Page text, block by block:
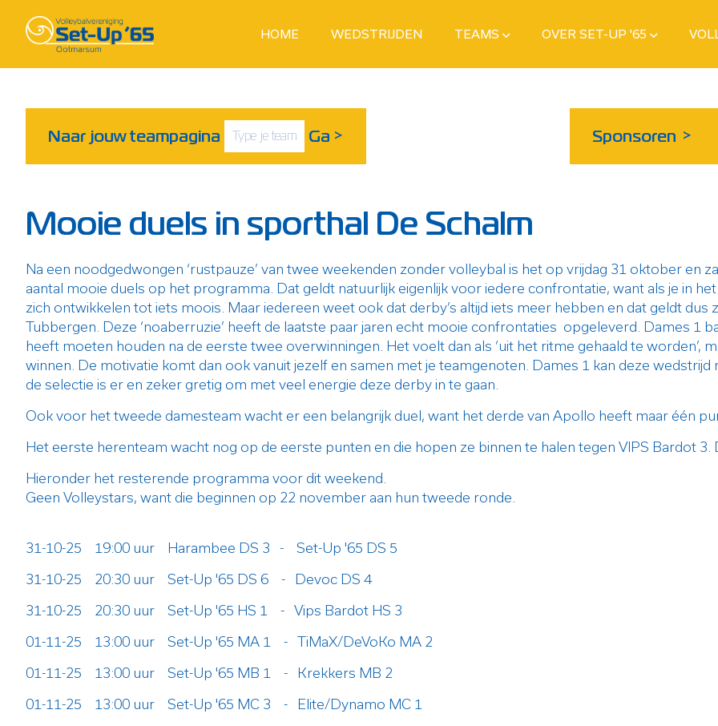
HOME WEDSTRIJDEN TEAMS OVER SET-UP '65
Naar jouw teampagina Ga > Sponsoren >
Mooie duels in sporthal De Schalm
Na een noodgedwongen ‘rustpauze’ van twee weekenden zonder volleybal is het op vrijdag 31 oktober en
aantal mooie duels op het programma. Dat geldt natuurlijk eigenlijk voor iedere confrontatie, want als je in
zich ontwikkelen tot iets moois. Maar iedereen weet ook dat derby’s altijd iets meer hebben en dat geldt
Tubbergen. Deze ‘noaberruzie’ heeft de laatste paar jaren echt mooie confrontaties opgeleverd. Dames 1
heeft moeten houden na de eerste twee overwinningen. Het voelt dan als ‘uit het ritme gehaald te worden’,
winnen. De motivatie komt dan ook vanuit jezelf en samen met je teamgenoten. Dames 1 kan deze
de selectie is er en zeker gretig om met veel energie deze derby in te gaan.
Ook voor het tweede damesteam wacht er een belangrijk duel, want het derde van Apollo heeft maar één
Het eerste herenteam wacht nog op de eerste punten en die hopen ze binnen te halen tegen VIPS Bardot 3.
Hieronder het resterende programma voor dit weekend.
Geen Volleystars, want die beginnen op 22 november aan hun tweede ronde.
31-10-25 19:00 uur Harambee DS 3 - Set-Up '65 DS 5
31-10-25 20:30 uur Set-Up '65 DS 6 - Devoc DS 4
31-10-25 20:30 uur Set-Up '65 HS 1 - Vips Bardot HS 3
01-11-25 13:00 uur Set-Up '65 MA 1 - TiMaX/DeVoKo MA 2
01-11-25 13:00 uur Set-Up '65 MB 1 - Krekkers MB 2
01-11-25 13:00 uur Set-Up '65 MC 3 - Elite/Dynamo MC 1